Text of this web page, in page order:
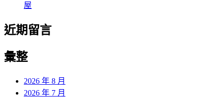
屋
近期留言
彙整
2026 年 8 月
2026 年 7 月